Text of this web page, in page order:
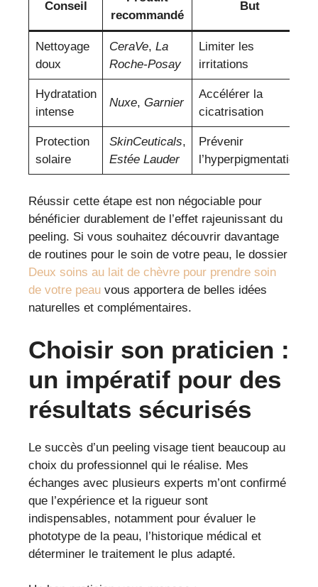
Conseil
recommandé
But
Nettoyage
doux
CeraVe, La
Roche-Posay
Limiter les
irritations
Hydratation
intense
Nuxe, Garnier
Accélérer la
cicatrisation
Protection
solaire
SkinCeuticals,
Estée Lauder
Prévenir
l’hyperpigmentation
Réussir cette étape est non négociable pour
bénéficier durablement de l’effet rajeunissant du
peeling. Si vous souhaitez découvrir davantage
de routines pour le soin de votre peau, le dossier
Deux soins au lait de chèvre pour prendre soin
de votre peau vous apportera de belles idées
naturelles et complémentaires.
Choisir son praticien :
un impératif pour des
résultats sécurisés
Le succès d’un peeling visage tient beaucoup au
choix du professionnel qui le réalise. Mes
échanges avec plusieurs experts m’ont confirmé
que l’expérience et la rigueur sont
indispensables, notamment pour évaluer le
phototype de la peau, l’historique médical et
déterminer le traitement le plus adapté.